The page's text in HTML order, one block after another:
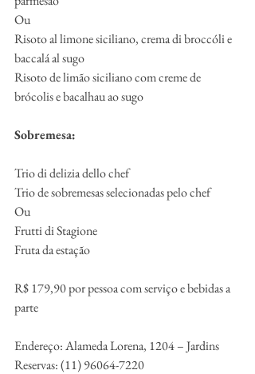
Ou
Risoto al limone siciliano, crema di broccóli e
baccalá al sugo
Risoto de limão siciliano com creme de
brócolis e bacalhau ao sugo
Sobremesa:
Trio di delizia dello chef
Trio de sobremesas selecionadas pelo chef
Ou
Frutti di Stagione
Fruta da estação
R$ 179,90 por pessoa com serviço e bebidas a
parte
Endereço: Alameda Lorena, 1204 – Jardins
Reservas: (11) 96064-7220